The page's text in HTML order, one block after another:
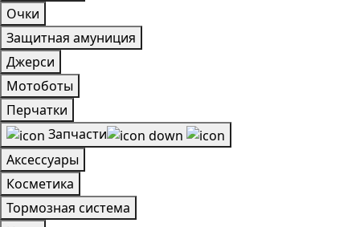
Очки
Защитная амуниция
Джерси
Мотоботы
Перчатки
Запчасти
Аксессуары
Косметика
Тормозная система